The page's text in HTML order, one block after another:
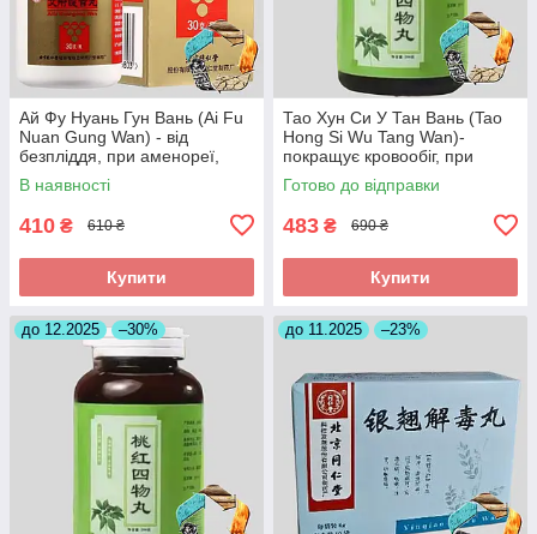
Ай Фу Нуань Гун Вань (Ai Fu
Nuan Gung Wan) - від
безпліддя, при аменореї,
загрозі викидня
В наявності
410 ₴ 610 ₴
Купити
Тао Хун Си У Тан Вань (Tao
Hong Si Wu Tang Wan)-
покращує кровообіг, при
інсульті, головних болях
Готово до відправки
483 ₴ 690 ₴
Купити
до 12.2025 –30% до 11.2025 –23%